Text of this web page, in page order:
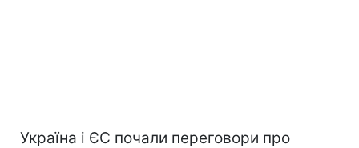
Україна і ЄС почали переговори про